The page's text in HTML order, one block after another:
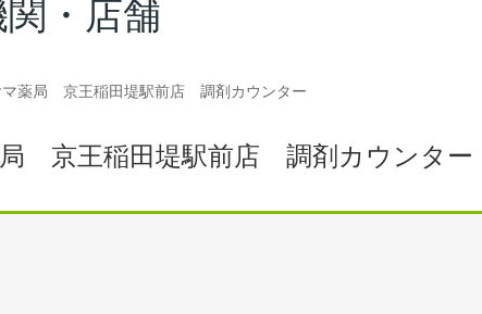
・店舗
マ薬局 京王稲田堤駅前店 調剤カウンター
京王稲田堤駅前店 調剤カウンター